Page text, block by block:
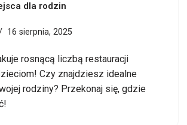
dla rodzin
16 sierpnia, 2025
rosnącą liczbą restauracji
Czy znajdziesz idealne
rodziny? Przekonaj się, gdzie